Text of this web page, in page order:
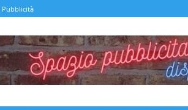
Pubblicità